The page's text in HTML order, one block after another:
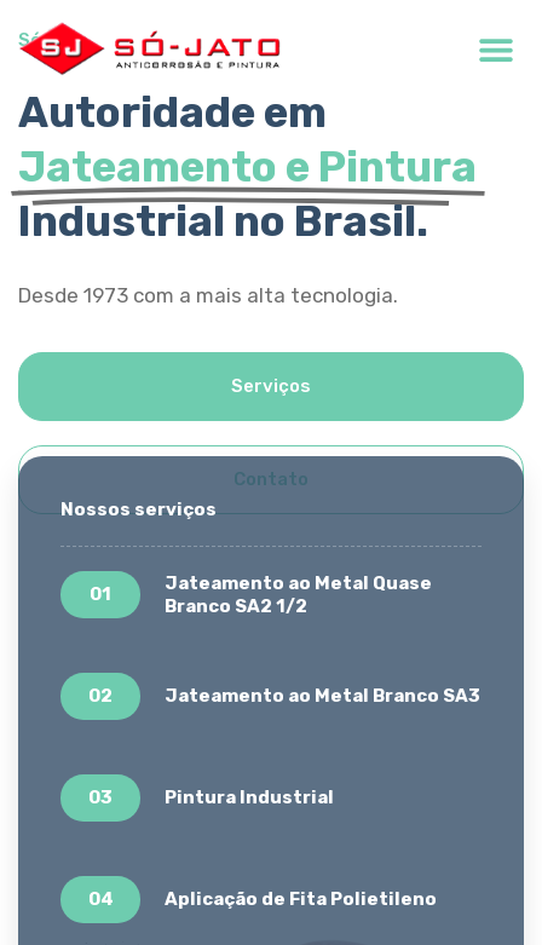
Só Jato
Autoridade em
Jateamento e Pintura
Industrial no Brasil.
Desde 1973 com a mais alta tecnologia.
Serviços
Contato
Nossos serviços
01
Jateamento ao Metal Quase
Branco SA2 1/2
02 Jateamento ao Metal Branco SA3
03 Pintura Industrial
04 Aplicação de Fita Polietileno